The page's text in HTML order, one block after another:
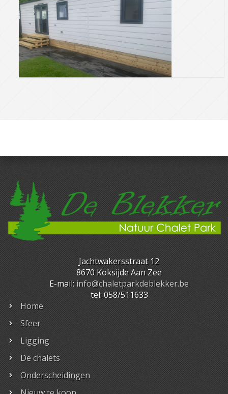
Jachtwakersstraat 12
8670 Koksijde Aan Zee
E-mail: info@chaletparkdeblekker.be
tel: 058/511633
Home
Sfeer
Ligging
De chalets
Onderscheidingen